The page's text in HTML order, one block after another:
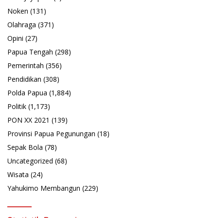
Noken (131)
Olahraga (371)
Opini (27)
Papua Tengah (298)
Pemerintah (356)
Pendidikan (308)
Polda Papua (1,884)
Politik (1,173)
PON XX 2021 (139)
Provinsi Papua Pegunungan (18)
Sepak Bola (78)
Uncategorized (68)
Wisata (24)
Yahukimo Membangun (229)